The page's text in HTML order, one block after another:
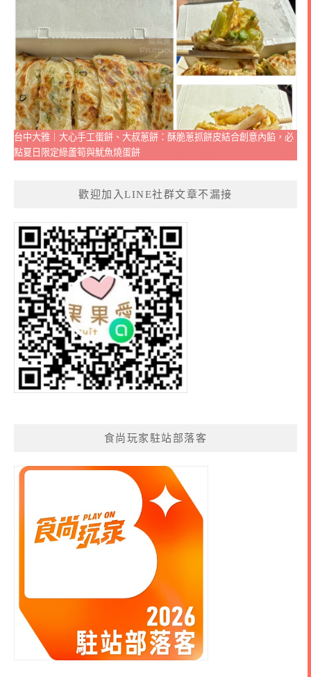
台中大雅｜大心手工蛋餅、大叔蔥餅：酥脆蔥抓餅皮結合創意內餡，必
點夏日限定綠蘆筍與魷魚燒蛋餅
歡迎加入LINE社群文章不漏接
食尚玩家駐站部落客